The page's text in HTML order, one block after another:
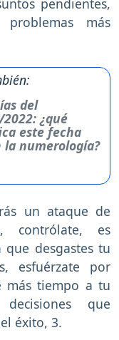
pendientes,
más
del
¿qué
este fecha
la numerología?
un ataque de
contrólate, es
desgastes tu
esfuérzate por
más tiempo a tu
que
éxito, 3.